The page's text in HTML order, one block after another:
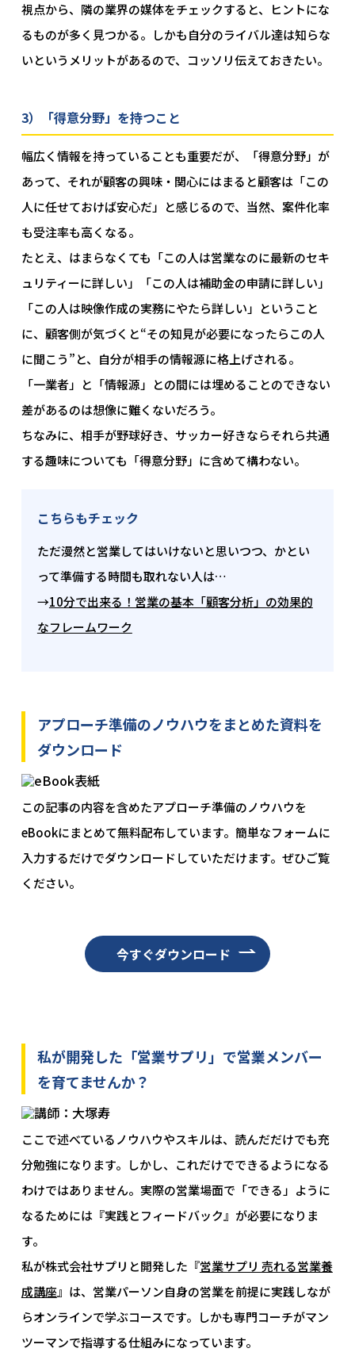
視点から、隣の業界の媒体をチェックすると、ヒントにな
るものが多く見つかる。しかも自分のライバル達は知らな
いというメリットがあるので、コッソリ伝えておきたい。
3）「得意分野」を持つこと
幅広く情報を持っていることも重要だが、「得意分野」が
あって、それが顧客の興味・関心にはまると顧客は「この
人に任せておけば安心だ」と感じるので、当然、案件化率
も受注率も高くなる。
たとえ、はまらなくても「この人は営業なのに最新のセキ
ュリティーに詳しい」「この人は補助金の申請に詳しい」
「この人は映像作成の実務にやたら詳しい」ということ
に、顧客側が気づくと“その知見が必要になったらこの人
に聞こう”と、自分が相手の情報源に格上げされる。
「一業者」と「情報源」との間には埋めることのできない
差があるのは想像に難くないだろう。
ちなみに、相手が野球好き、サッカー好きならそれら共通
する趣味についても「得意分野」に含めて構わない。
こちらもチェック
ただ漫然と営業してはいけないと思いつつ、かとい
って準備する時間も取れない人は…
→10分で出来る！営業の基本「顧客分析」の効果的
なフレームワーク
アプローチ準備のノウハウをまとめた資料を
ダウンロード
この記事の内容を含めたアプローチ準備のノウハウを
eBookにまとめて無料配布しています。簡単なフォームに
入力するだけでダウンロードしていただけます。ぜひご覧
ください。
今すぐダウンロード
私が開発した「営業サプリ」で営業メンバー
を育てませんか？
ここで述べているノウハウやスキルは、読んだだけでも充
分勉強になります。しかし、これだけでできるようになる
わけではありません。実際の営業場面で「できる」ように
なるためには『実践とフィードバック』が必要になりま
す。
私が株式会社サプリと開発した『営業サプリ 売れる営業養
成講座』は、営業パーソン自身の営業を前提に実践しなが
らオンラインで学ぶコースです。しかも専門コーチがマン
ツーマンで指導する仕組みになっています。